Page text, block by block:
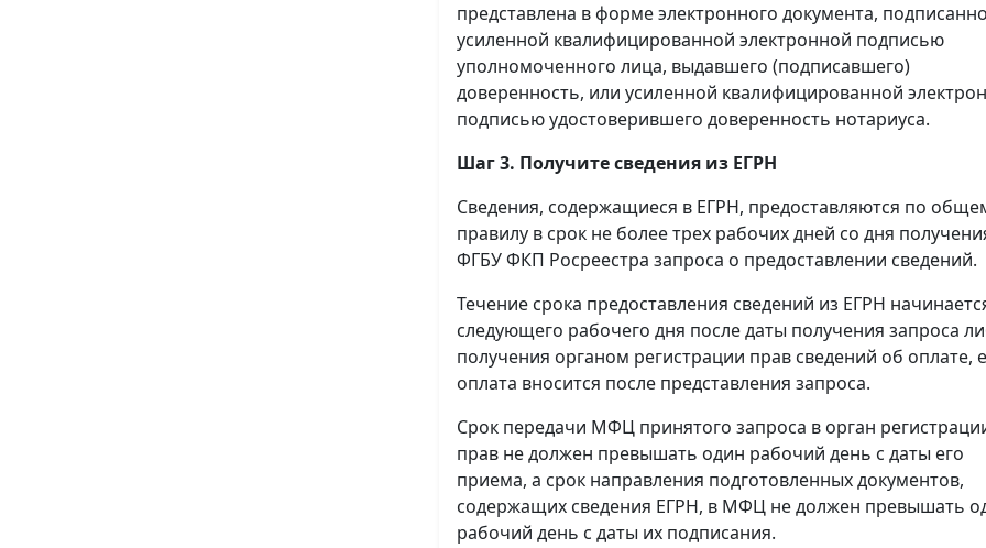
представлена в форме электронного документа,
усиленной квалифицированной электронной подписью
уполномоченного лица, выдавшего (подписавшего)
доверенность, или усиленной квалифицированной
подписью удостоверившего доверенность нотариуса.
Шаг 3. Получите сведения из ЕГРН
Сведения, содержащиеся в ЕГРН, предоставляются по
правилу в срок не более трех рабочих дней со дня
ФГБУ ФКП Росреестра запроса о предоставлении сведений.
Течение срока предоставления сведений из ЕГРН
следующего рабочего дня после даты получения запроса
получения органом регистрации прав сведений об оплате,
оплата вносится после представления запроса.
Срок передачи МФЦ принятого запроса в орган
прав не должен превышать один рабочий день с даты его
приема, а срок направления подготовленных документов,
содержащих сведения ЕГРН, в МФЦ не должен превышать
рабочий день с даты их подписания.